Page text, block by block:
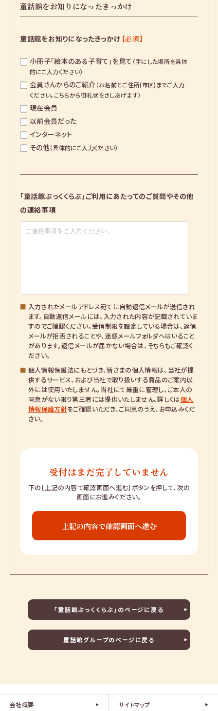
童話館をお知りになったきっかけ
童話館をお知りになったきっかけ 【必須】
小冊子「絵本のある子育て」を見て
会員さんからのご紹介
現在会員
以前会員だった
インターネット
その他
「童話館ぶっくくらぶ」ご利用にあたってのご質問やその他
の連絡事項
■ 入力されたメールアドレス宛てに自動返信メールが送信され
ます。自動返信メールには、入力された内容が記載されていま
すのでご確認ください。受信制限を設定している場合は、返信
メールが拒否されることや、迷惑メールフォルダへはいること
があります。返信メールが届かない場合は、そちらもご確認く
ださい。
■ 個人情報保護法にもとづき、皆さまの個人情報は、当社が提
供するサービス、および当社で取り扱いする商品のご案内以
外には使用いたしません。当社にて厳重に管理し、ご本人の
同意がない限り第三者には提供いたしません。詳しくは個人
情報保護方針をご確認いただき、ご同意のうえ、お申込みくだ
さい。
受付はまだ完了していません
下の［上記の内容で確認画面へ進む］ボタンを押して、次の
画面にお進みください。
「童話館ぶっくくらぶ」のページに戻る
童話館グループのページに戻る
会社概要 サイトマップ